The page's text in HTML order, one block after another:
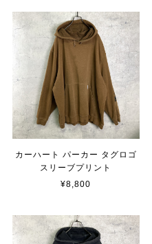
カーハート パーカー タグロゴ
スリーブプリント
¥8,800